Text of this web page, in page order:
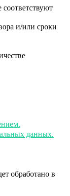
и/или сроки
данных.
обработано в